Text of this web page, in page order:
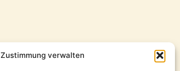
Zustimmung verwalten